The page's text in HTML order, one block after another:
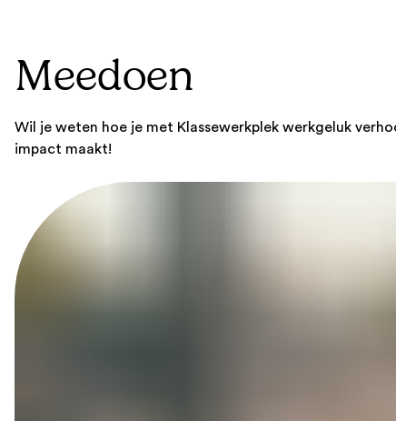
Meedoen
Wil je weten hoe je met Klassewerkplek werkgeluk
impact maakt!